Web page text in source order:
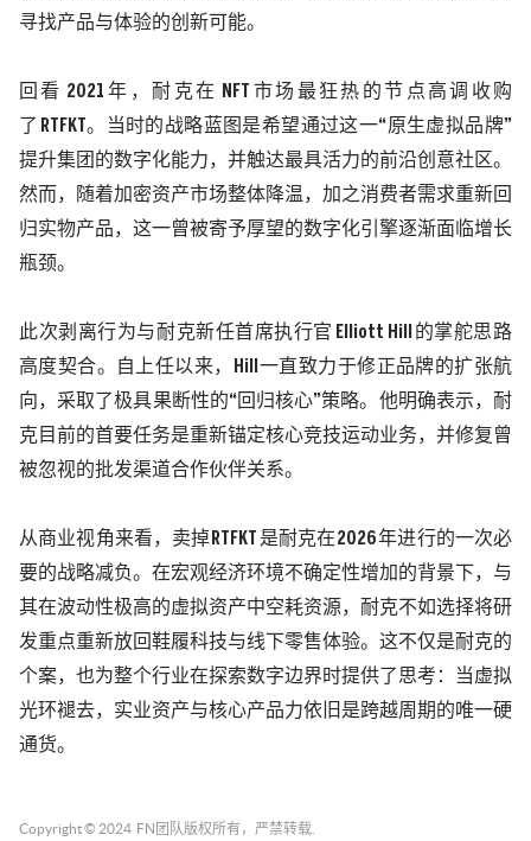
寻找产品与体验的创新可能。
回看 2021年，耐克在 NFT
市场最狂热的节点高调收购
了 RTFKT 。当时的战略蓝图是希望通过这一“原生虚拟品牌”
提升集团的数字化能力，并触达最具活力的前沿创意社区。
然而，随着加密资产市场整体降温，加之消费者需求重新回
归实物产品，这一曾被寄予厚望的数字化引擎逐渐面临增长
瓶颈。
此次剥离行为与耐克新任首席执行官 Elliott Hill
的掌舵思路
高度契合。自上任以来，
Hill一直致力于修正品牌的扩张航
向，采取了极具果断性的“回归核心”策略。他明确表示，耐
克目前的首要任务是重新锚定核心竞技运动业务，并修复曾
被忽视的批发渠道合作伙伴关系。
从商业视角来看，卖掉 RTFKT 是耐克在 2026年进行的一次必
要的战略减负。在宏观经济环境不确定性增加的背景下，与
其在波动性极高的虚拟资产中空耗资源，耐克不如 选择将研
发重点重新放回鞋履科技与线下零售体验。这不仅是耐克的
个案，也为整个行业在探索数字边界时提供 了 思考：当虚拟
光环褪去，实业资产与核心产品力依旧是跨越周期的唯一硬
通货。
Copyright © 2024 FN团队 版权所有，严禁转载.